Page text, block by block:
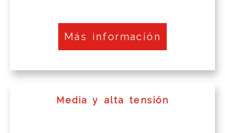
Más información
Media y alta tensión